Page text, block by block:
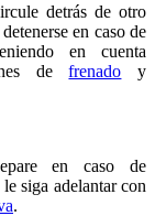
detrás de otro
en caso de
en cuenta
defrenado y
en caso de
siga adelantar con
.